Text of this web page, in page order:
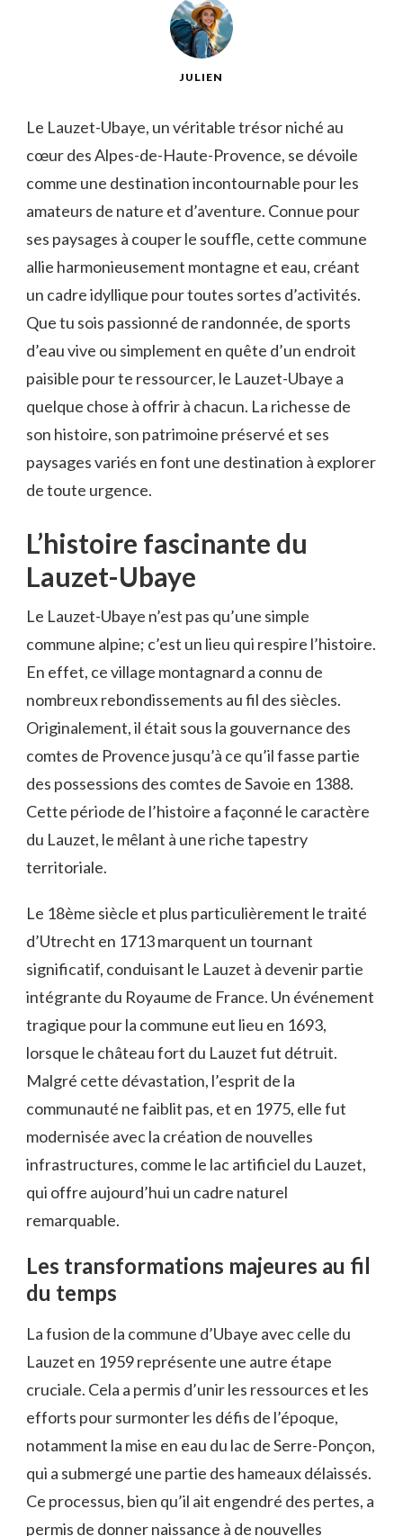
JULIEN
Le Lauzet-Ubaye, un véritable trésor niché au
cœur des Alpes-de-Haute-Provence, se dévoile
comme une destination incontournable pour les
amateurs de nature et d’aventure. Connue pour
ses paysages à couper le souffle, cette commune
allie harmonieusement montagne et eau, créant
un cadre idyllique pour toutes sortes d’activités.
Que tu sois passionné de randonnée, de sports
d’eau vive ou simplement en quête d’un endroit
paisible pour te ressourcer, le Lauzet-Ubaye a
quelque chose à offrir à chacun. La richesse de
son histoire, son patrimoine préservé et ses
paysages variés en font une destination à explorer
de toute urgence.
L’histoire fascinante du
Lauzet-Ubaye
Le Lauzet-Ubaye n’est pas qu’une simple
commune alpine; c’est un lieu qui respire l’histoire.
En effet, ce village montagnard a connu de
nombreux rebondissements au fil des siècles.
Originalement, il était sous la gouvernance des
comtes de Provence jusqu’à ce qu’il fasse partie
des possessions des comtes de Savoie en 1388.
Cette période de l’histoire a façonné le caractère
du Lauzet, le mêlant à une riche tapestry
territoriale.
Le 18ème siècle et plus particulièrement le traité
d’Utrecht en 1713 marquent un tournant
significatif, conduisant le Lauzet à devenir partie
intégrante du Royaume de France. Un événement
tragique pour la commune eut lieu en 1693,
lorsque le château fort du Lauzet fut détruit.
Malgré cette dévastation, l’esprit de la
communauté ne faiblit pas, et en 1975, elle fut
modernisée avec la création de nouvelles
infrastructures, comme le lac artificiel du Lauzet,
qui offre aujourd’hui un cadre naturel
remarquable.
Les transformations majeures au fil
du temps
La fusion de la commune d’Ubaye avec celle du
Lauzet en 1959 représente une autre étape
cruciale. Cela a permis d’unir les ressources et les
efforts pour surmonter les défis de l’époque,
notamment la mise en eau du lac de Serre-Ponçon,
qui a submergé une partie des hameaux délaissés.
Ce processus, bien qu’il ait engendré des pertes, a
permis de donner naissance à de nouvelles